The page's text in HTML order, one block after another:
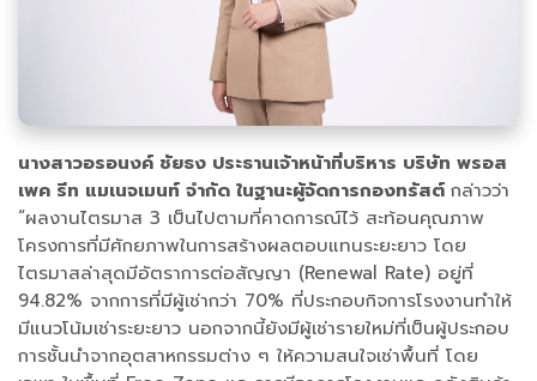
นางสาวอรอนงค์ ชัยธง ประธานเจ้าหน้าที่บริหาร บริษัท พรอส
เพค รีท แมเนจเมนท์ จำกัด ในฐานะผู้จัดการกองทรัสต์ กล่าวว่า
“ผลงานไตรมาส 3 เป็นไปตามที่คาดการณ์ไว้ สะท้อนคุณภาพ
โครงการที่มีศักยภาพในการสร้างผลตอบแทนระยะยาว โดย
ไตรมาสล่าสุดมีอัตราการต่อสัญญา (Renewal Rate) อยู่ที่
94.82% จากการที่มีผู้เช่ากว่า 70% ที่ประกอบกิจการโรงงานทำให้
มีแนวโน้มเช่าระยะยาว นอกจากนี้ยังมีผู้เช่ารายใหม่ที่เป็นผู้ประกอบ
การชั้นนำจากอุตสาหกรรมต่าง ๆ ให้ความสนใจเช่าพื้นที่ โดย